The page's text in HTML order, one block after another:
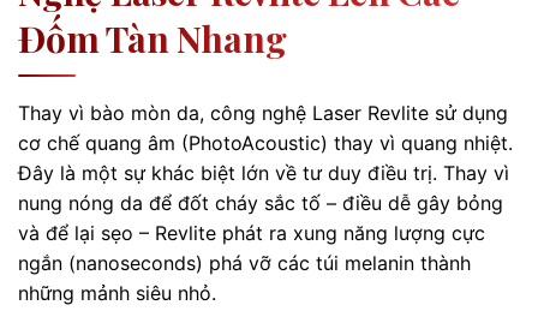
Đốm Tàn Nhang
Thay vì bào mòn da, công nghệ Laser Revlite sử dụng
cơ chế quang âm (PhotoAcoustic) thay vì quang nhiệt.
Đây là một sự khác biệt lớn về tư duy điều trị. Thay vì
nung nóng da để đốt cháy sắc tố – điều dễ gây bỏng
và để lại sẹo – Revlite phát ra xung năng lượng cực
ngắn (nanoseconds) phá vỡ các túi melanin thành
những mảnh siêu nhỏ.